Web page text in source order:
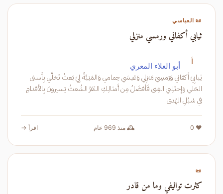
📜 العباسي
ثيابي أكفاني ورمسي منزلي
أ أبو العلاء المعري
ثِيابِيَ أَكفاني وَرَمسِيَ مَنزِلي وَعَيشي حِمامي وَالمَنِيَّةُ لِيَ بَعثُ تَحَلَّي بِأَسنى
الحَلي وَإِحتَلِبي الغِنى فَأَفضَلُ مِن أَمثالِكِ النَفرُ الشُعثُ يَسيرونَ بِالأَقدامِ
في سُبُلِ الهُدى
❤️ 0 🕰️ منذ 969 عام اقرأ →
📜
كثرت تواليفي وما من قادر